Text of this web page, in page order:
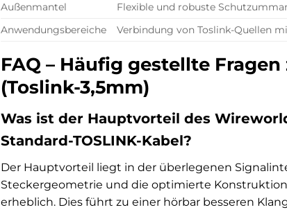
Außenmantel
Flexible und robuste
Anwendungsbereiche
Verbindung von Toslink-Quellen
FAQ – Häufig gestellte
(Toslink-3,5mm)
Was ist der Hauptvorteil des
Standard-TOSLINK-Kabel?
Der Hauptvorteil liegt in der überlegenen
Steckergeometrie und die optimierte
erheblich. Dies führt zu einer hörbar besseren